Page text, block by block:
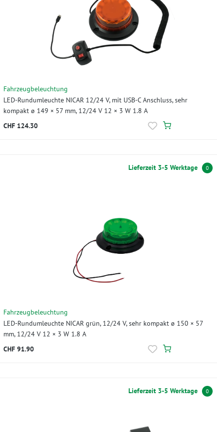
Fahrzeugbeleuchtung
LED-Rundumleuchte NICAR 12/24 V, mit USB-C Anschluss, sehr
kompakt ø 149 × 57 mm, 12/24 V 12 × 3 W 1.8 A
CHF 124.30
Lieferzeit 3-5 Werktage 0
Fahrzeugbeleuchtung
LED-Rundumleuchte NICAR grün, 12/24 V, sehr kompakt ø 150 × 57
mm, 12/24 V 12 × 3 W 1.8 A
CHF 91.90
Lieferzeit 3-5 Werktage 0